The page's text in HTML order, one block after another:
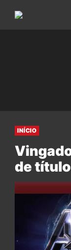
INÍCIO
de